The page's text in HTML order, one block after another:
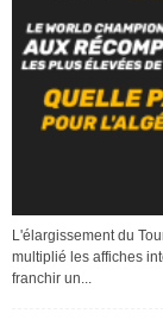
L'élargissement du
multiplié les affiches
franchir un...